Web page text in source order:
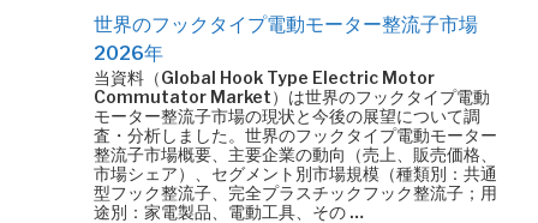
世界のフックタイプ電動モーター整流子市場
2026年
当資料（Global Hook Type Electric Motor
Commutator Market）は世界のフックタイプ電動
モーター整流子市場の現状と今後の展望について調
査・分析しました。世界のフックタイプ電動モーター
整流子市場概要、主要企業の動向（売上、販売価格、
市場シェア）、セグメント別市場規模（種類別：共通
型フック整流子、完全プラスチックフック整流子；用
途別：家電製品、電動工具、その …